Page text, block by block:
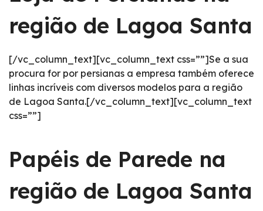
região de Lagoa Santa
[/vc_column_text][vc_column_text css=””]Se a sua
procura for por persianas a empresa também oferece
linhas incríveis com diversos modelos para a região
de Lagoa Santa.[/vc_column_text][vc_column_text
css=””]
Papéis de Parede na
região de Lagoa Santa